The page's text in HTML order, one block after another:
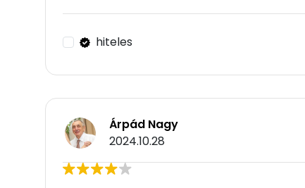
hiteles
Árpád Nagy
2024.10.28